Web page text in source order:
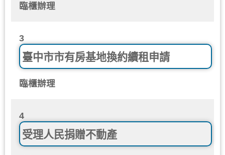
臨櫃辦理
3
臺中市市有房基地換約續租申請
臨櫃辦理
4
受理人民捐贈不動產